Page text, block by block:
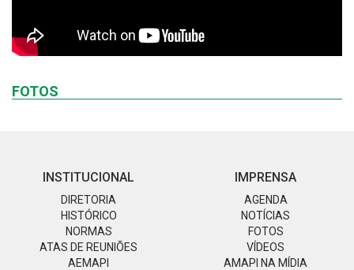
FOTOS
INSTITUCIONAL
DIRETORIA
HISTÓRICO
NORMAS
ATAS DE REUNIÕES
AEMAPI
IMPRENSA
AGENDA
NOTÍCIAS
FOTOS
VÍDEOS
AMAPI NA MÍDIA